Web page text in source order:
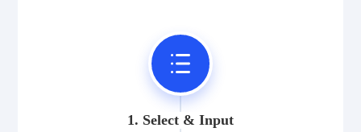
1. Select & Input